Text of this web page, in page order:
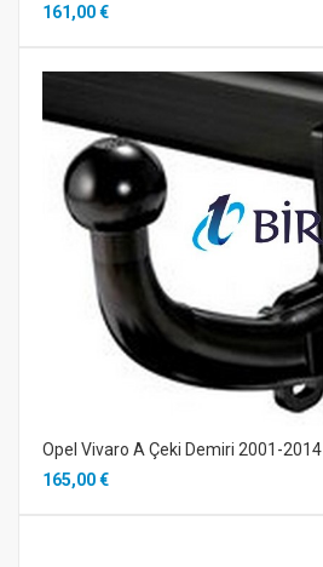
161,00 €
Opel Vivaro A Çeki Demiri 2001-2014
165,00 €